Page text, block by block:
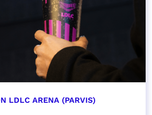
LDLC ARENA (PARVIS)